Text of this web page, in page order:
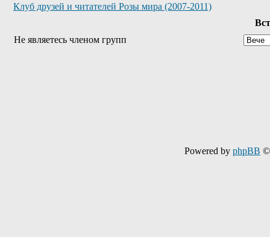
Клуб друзей и читателей Розы мира (2007-2011)
Не являетесь членом групп
Powered by phpBB ©